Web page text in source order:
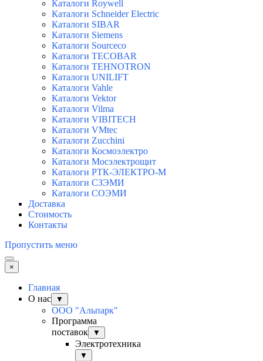
Каталоги Roywell
Каталоги Schneider Electric
Каталоги SIBAR
Каталоги Siemens
Каталоги Sourceco
Каталоги TECOBAR
Каталоги TEHNOTRON
Каталоги UNILIFT
Каталоги Vahle
Каталоги Vektor
Каталоги Vilma
Каталоги VIBITECH
Каталоги VMtec
Каталоги Zucchini
Каталоги Космоэлектро
Каталоги Мосэлектрощит
Каталоги РТК-ЭЛЕКТРО-М
Каталоги СЗЭМИ
Каталоги СОЭМИ
Доставка
Стоимость
Контакты
Пропустить меню
×
Главная
О нас
▼
ООО "Альпарк"
Программа
поставок
▼
Электротехника
▼